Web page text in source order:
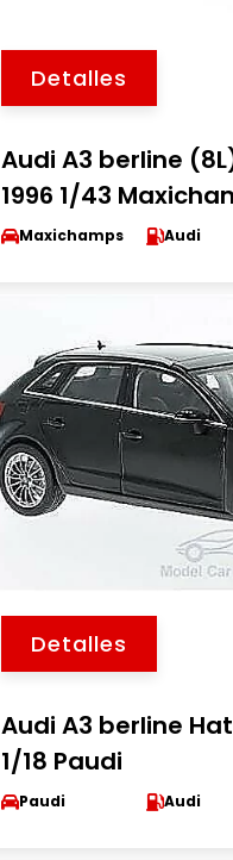
Detalles
Audi A3 berline
1996 1/43
Maxichamps Audi
Detalles
Audi A3 berline
1/18 Paudi
Paudi Audi